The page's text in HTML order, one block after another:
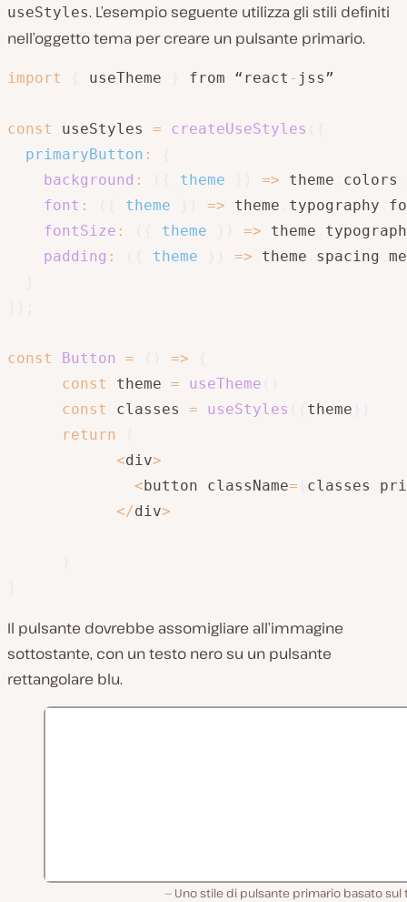
useStyles. L’esempio seguente utilizza gli stili definiti
nell’oggetto tema per creare un pulsante primario.
import useTheme from “react - jss”
const useStyles = createUseStyles
primaryButton :
background : theme => theme colors
font : theme => theme typography
fontSize : theme => theme
padding : theme => theme spacing
const Button = =>
const
theme = useTheme
const
classes = useStyles theme
return
<div>
<button className= classes
</div>
Il pulsante dovrebbe assomigliare all’immagine
sottostante, con un testo nero su un pulsante
rettangolare blu.
Uno stile di pulsante primario basato sul